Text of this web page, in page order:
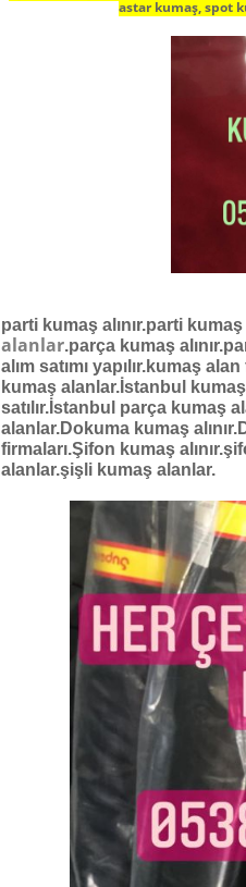
astar kumaş, spot
parti kumaş alınır.parti kumaş
alanlar.parça kumaş
alım satımı yapılır.kumaş
kumaş alanlar.İstanbul kumaş
satılır.İstanbul parça kumaş
alanlar.Dokuma kumaş
firmaları.Şifon kumaş
alanlar.şişli kumaş alanlar.